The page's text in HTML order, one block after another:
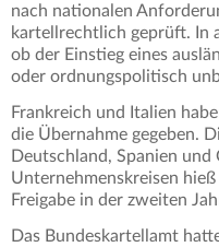
nach nationalen
kartellrechtlich geprüft. In
ob der Einstieg eines
oder ordnungspolitisch
Frankreich und Italien
die Übernahme gegeben.
Deutschland, Spanien
Unternehmenskreisen
Freigabe in der zweiten
Das Bundeskartellamt